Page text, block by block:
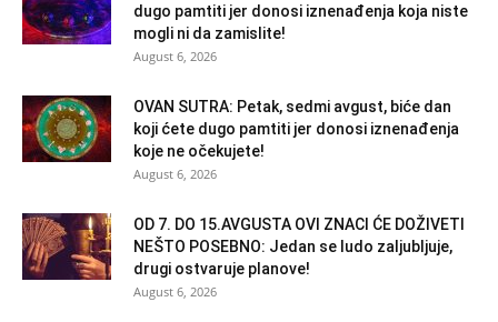
dugo pamtiti jer donosi iznenađenja koja niste
mogli ni da zamislite!
August 6, 2026
OVAN SUTRA: Petak, sedmi avgust, biće dan
koji ćete dugo pamtiti jer donosi iznenađenja
koje ne očekujete!
August 6, 2026
OD 7. DO 15.AVGUSTA OVI ZNACI ĆE DOŽIVETI
NEŠTO POSEBNO: Jedan se ludo zaljubljuje,
drugi ostvaruje planove!
August 6, 2026